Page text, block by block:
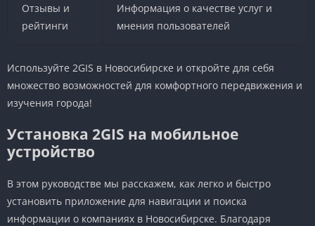
Отзывы и
рейтинги
Информация о качестве услуг и
мнения пользователей
Используйте 2GIS в Новосибирске и откройте для себя
множество возможностей для комфортного передвижения и
изучения города!
Установка 2GIS на мобильное
устройство
В этом руководстве мы расскажем, как легко и быстро
установить приложение для навигации и поиска
информации о компаниях в Новосибирске. Благодаря